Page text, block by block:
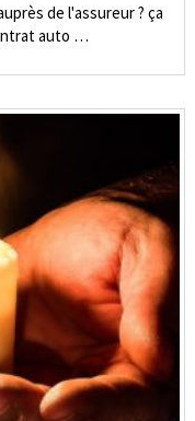
de l'assureur ? ça
auto …